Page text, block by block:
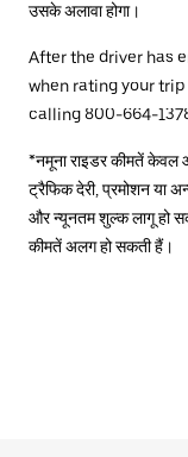
उसके अलावा होगा।
After the driver has
when rating your
calling 800-664-
*नमूना राइडर कीमतें केवल
ट्रैफिक देरी, प्रमोशन या
और न्यूनतम शुल्क लागू हो
कीमतें अलग हो सकती हैं।